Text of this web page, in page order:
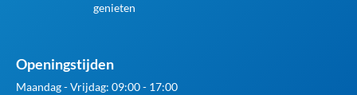
genieten
Openingstijden
Maandag - Vrijdag: 09:00 - 17:00